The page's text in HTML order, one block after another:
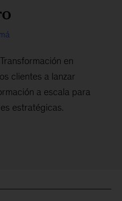
en
clientes a lanzar
a escala para
estratégicas.